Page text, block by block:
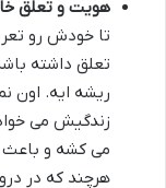
هویت و تعلق
تا خودش رو
تعلق داشته
ریشه ایه. اون
زندگیش می
می کشه و باعث
هرچند که در